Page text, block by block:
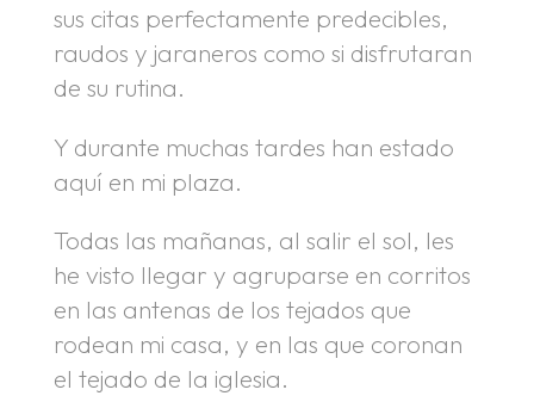
sus citas perfectamente predecibles,
raudos y jaraneros como si disfrutaran
de su rutina.
Y durante muchas tardes han estado
aquí en mi plaza.
Todas las mañanas, al salir el sol, les
he visto llegar y agruparse en corritos
en las antenas de los tejados que
rodean mi casa, y en las que coronan
el tejado de la iglesia.